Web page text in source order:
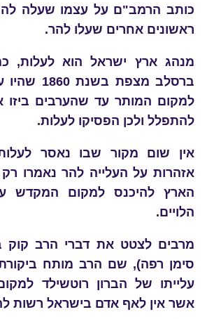
כותב הרמב"ם על עצמו שעלה
ראשונים אחרים שעלו להר.
מנהג ארץ ישראל הוא לעלות,
ברסלב מצפת
למקום המותר עד שהערבים ביזו
להתפלל ולכן הפסיקו לעלות.
אין שום מקור שבו נאסר
אזהרות על העלייה להר נאמרו
הארץ להיכנס למקום המקדש
הלויים.
מרבים לצטט את דברי הרב קוק
סימן רפה), שם הרב מותח
עלייתו של הברון רוטשילד
אשר אין לאף אדם בישראל רשות